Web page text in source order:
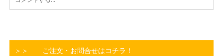
＞＞ ご注文・お問合せはコチラ！